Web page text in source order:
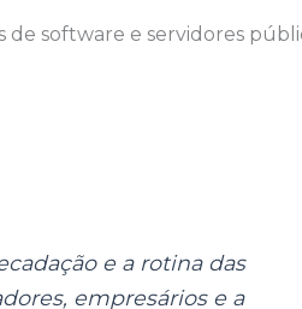
de software e servidores
e a rotina das
empresários e a